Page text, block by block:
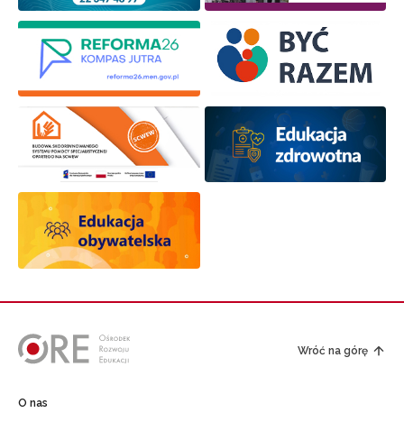
Wróć na górę
O nas